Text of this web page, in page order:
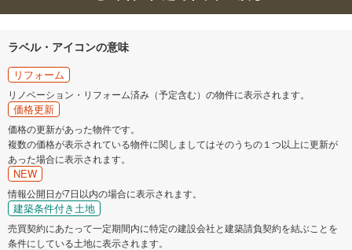
ラベル・アイコンの意味
リフォーム
リノベーション・リフォーム済み（予定含む）の物件に表示されます。
価格更新
価格の更新があった物件です。
複数の価格が表示されている物件に関しましてはそのうちの１つ以上に更新が
あった場合に表示されます。
NEW
情報公開日が7日以内の場合に表示されます。
建築条件付き土地
売買契約にあたって一定期間内に特定の建設会社と建築請負契約を結ぶことを
条件にしている土地に表示されます。